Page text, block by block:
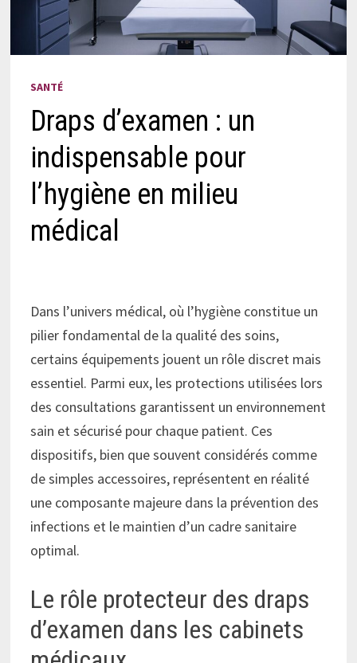
SANTÉ
Draps d’examen : un
indispensable pour
l’hygiène en milieu
médical
Dans l’univers médical, où l’hygiène constitue un
pilier fondamental de la qualité des soins,
certains équipements jouent un rôle discret mais
essentiel. Parmi eux, les protections utilisées lors
des consultations garantissent un environnement
sain et sécurisé pour chaque patient. Ces
dispositifs, bien que souvent considérés comme
de simples accessoires, représentent en réalité
une composante majeure dans la prévention des
infections et le maintien d’un cadre sanitaire
optimal.
Le rôle protecteur des draps
d’examen dans les cabinets